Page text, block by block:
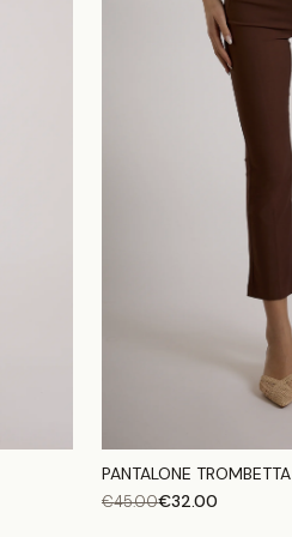
PANTALONE TROMBETTA
€45.00€32.00